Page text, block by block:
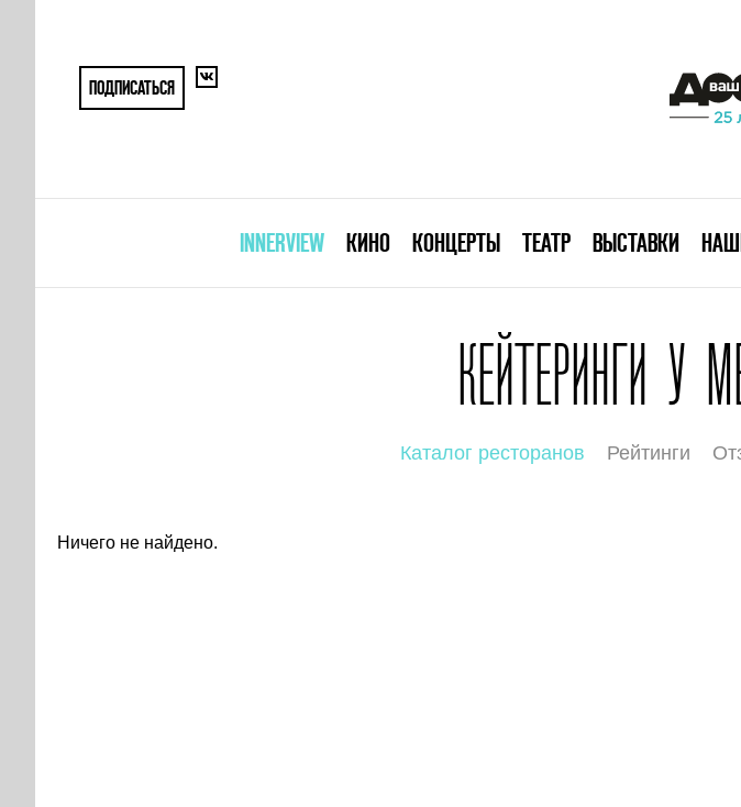
ПОДПИСАТЬСЯ
INNERVIEW КИНО КОНЦЕРТЫ ТЕАТР ВЫСТАВКИ
КЕЙТЕРИНГИ У
Каталог ресторанов Рейтинги
Ничего не найдено.